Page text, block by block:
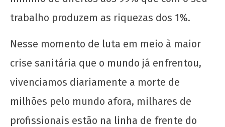
18
de
2020
admin
trabalho produzem as riquezas dos 1%.
Nesse momento de luta em meio à maior
crise sanitária que o mundo já enfrentou,
vivenciamos diariamente a morte de
milhões pelo mundo afora, milhares de
profissionais estão na linha de frente do